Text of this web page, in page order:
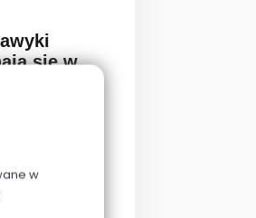
w
się w
ale także
życie.